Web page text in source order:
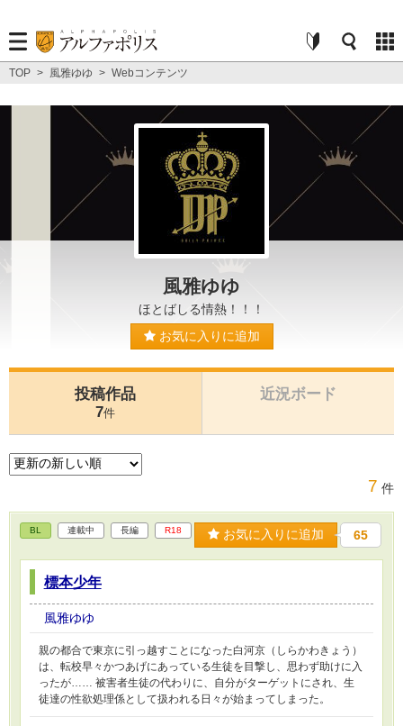
TOP > 風雅ゆゆ > Webコンテンツ
風雅ゆゆ
ほとばしる情熱！！！
お気に入りに追加
投稿作品
7件
近況ボード
7 件
BL 連載中 長編 R18 お気に入りに追加 65
標本少年
風雅ゆゆ
親の都合で東京に引っ越すことになった白河京（しらかわきょう）
は、転校早々かつあげにあっている生徒を目撃し、思わず助けに入
ったが…… 被害者生徒の代わりに、自分がターゲットにされ、生
徒達の性欲処理係として扱われる日々が始まってしまった。